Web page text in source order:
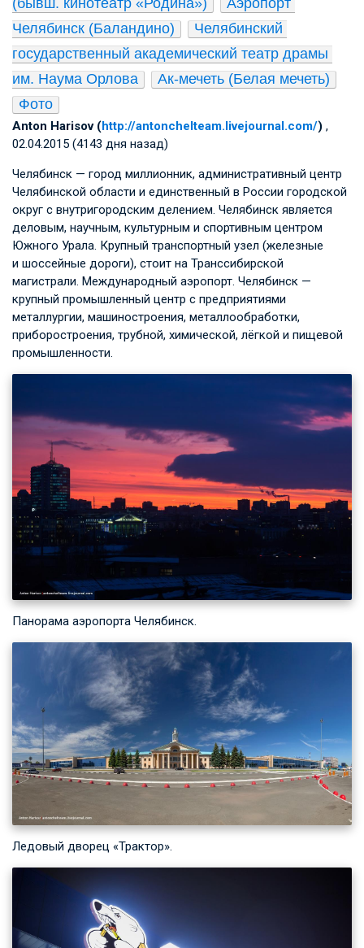
Челябинск (Баландино)
Челябинский
государственный академический театр драмы
им. Наума Орлова
Ак-мечеть (Белая мечеть)
Фото
Anton Harisov (http://antonchelteam.livejournal.com/) ,
02.04.2015 (4143 дня назад)
Челябинск — город миллионник, административный центр
Челябинской области и единственный в России городской
округ с внутригородским делением. Челябинск является
деловым, научным, культурным и спортивным центром
Южного Урала. Крупный транспортный узел (железные
и шоссейные дороги), стоит на Транссибирской
магистрали. Международный аэропорт. Челябинск —
крупный промышленный центр с предприятиями
металлургии, машиностроения, металлообработки,
приборостроения, трубной, химической, лёгкой и пищевой
промышленности.
Панорама аэропорта Челябинск.
Ледовый дворец «Трактор».